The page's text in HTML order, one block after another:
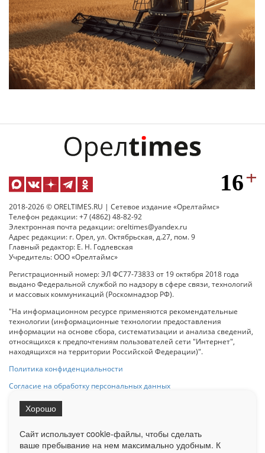
2018-2026 © ORELTIMES.RU | Сетевое издание «Орелтаймс»
Телефон редакции: +7 (4862) 48-82-92
Электронная почта редакции: oreltimes@yandex.ru
Адрес редакции: г. Орел, ул. Октябрьская, д.27, пом. 9
Главный редактор: Е. Н. Годлевская
Учредитель: ООО «Орелтаймс»
Регистрационный номер: ЭЛ ФС77-73833 от 19 октября 2018 года
выдано Федеральной службой по надзору в сфере связи, технологий
и массовых коммуникаций (Роскомнадзор РФ).
"На информационном ресурсе применяются рекомендательные
технологии (информационные технологии предоставления
информации на основе сбора, систематизации и анализа сведений,
относящихся к предпочтениям пользователей сети "Интернет",
находящихся на территории Российской Федерации)".
Политика конфиденциальности
Согласие на обработку персональных данных
на Сетевое издание «ОрелТаймс» обязательна.
Сайт использует cookie-файлы, чтобы сделать
ваше пребывание на нем максимально удобным. К
Хорошо